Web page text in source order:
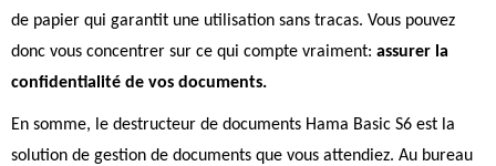
de papier qui garantit une utilisation sans tracas. Vous pouvez
donc vous concentrer sur ce qui compte vraiment: assurer la
confidentialité de vos documents.
En somme, le destructeur de documents Hama Basic S6 est la
solution de gestion de documents que vous attendiez. Au bureau